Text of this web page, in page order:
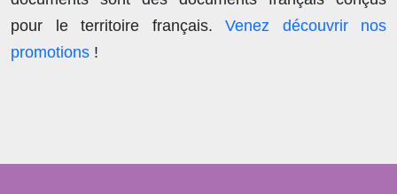
pour le territoire français. Venez découvrir nos
promotions !